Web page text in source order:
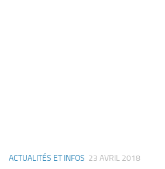
ACTUALITÉS ET INFOS 23 AVRIL 2018